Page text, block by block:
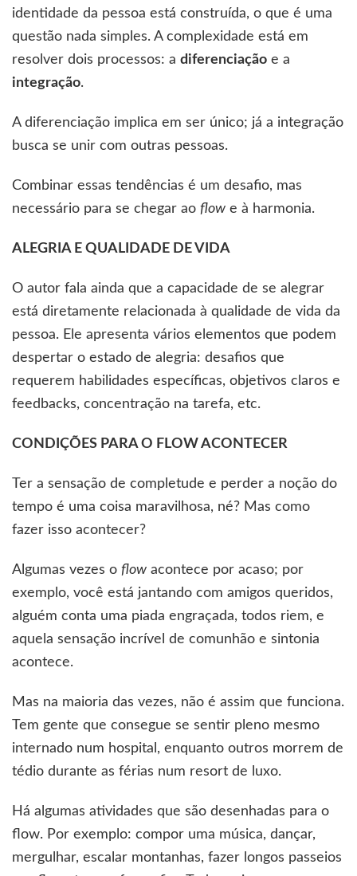
identidade da pessoa está construída, o que é uma
questão nada simples. A complexidade está em
resolver dois processos: a diferenciação e a
integração.
A diferenciação implica em ser único; já a integração
busca se unir com outras pessoas.
Combinar essas tendências é um desafio, mas
necessário para se chegar ao flow e à harmonia.
ALEGRIA E QUALIDADE DE VIDA
O autor fala ainda que a capacidade de se alegrar
está diretamente relacionada à qualidade de vida da
pessoa. Ele apresenta vários elementos que podem
despertar o estado de alegria: desafios que
requerem habilidades específicas, objetivos claros e
feedbacks, concentração na tarefa, etc.
CONDIÇÕES PARA O FLOW ACONTECER
Ter a sensação de completude e perder a noção do
tempo é uma coisa maravilhosa, né? Mas como
fazer isso acontecer?
Algumas vezes o flow acontece por acaso; por
exemplo, você está jantando com amigos queridos,
alguém conta uma piada engraçada, todos riem, e
aquela sensação incrível de comunhão e sintonia
acontece.
Mas na maioria das vezes, não é assim que funciona.
Tem gente que consegue se sentir pleno mesmo
internado num hospital, enquanto outros morrem de
tédio durante as férias num resort de luxo.
Há algumas atividades que são desenhadas para o
flow. Por exemplo: compor uma música, dançar,
mergulhar, escalar montanhas, fazer longos passeios